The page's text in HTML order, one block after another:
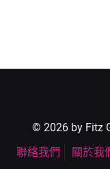
© 2026 by Fitz
聯絡我們
關於我